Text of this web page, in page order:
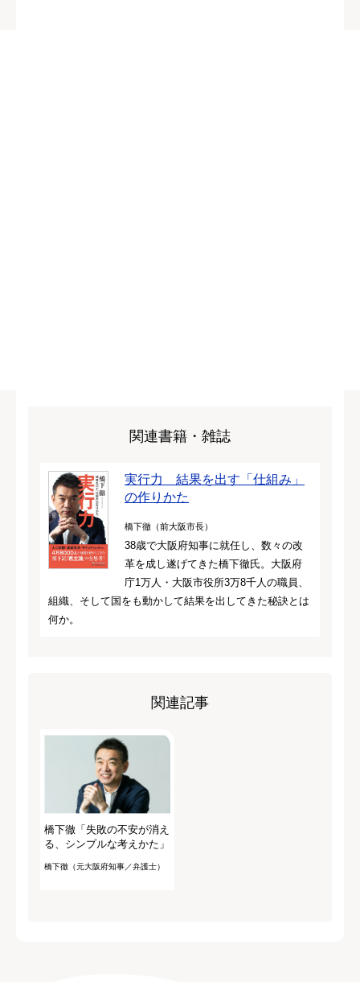
関連書籍・雑誌
実行力 結果を出す「仕組み」
の作りかた
橋下徹（前大阪市長）
38歳で大阪府知事に就任し、数々の改
革を成し遂げてきた橋下徹氏。大阪府
庁1万人・大阪市役所3万8千人の職員、
組織、そして国をも動かして結果を出してきた秘訣とは
何か。
関連記事
橋下徹「失敗の不安が消え
る、シンプルな考えかた」
橋下徹（元大阪府知事／弁護士）